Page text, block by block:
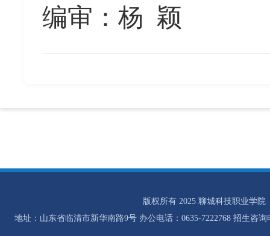
编审：杨 颖
版权所有 2025 聊城科技职业学院
地址：山东省临清市新华南路9号 办公电话：0635-7222768 招生咨询